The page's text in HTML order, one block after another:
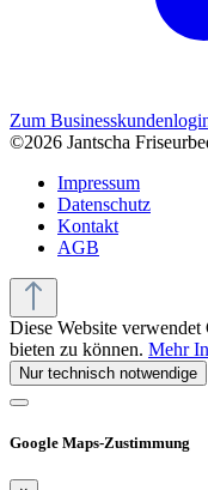
Zum
©2026 Jantscha
Impressum
Datenschutz
Kontakt
AGB
Diese Website
bieten zu können. Mehr
Nur technisch notwendige
Google Maps-Zustimmung